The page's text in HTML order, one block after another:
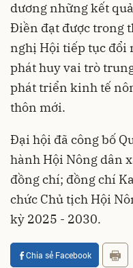
dương những kết
Điền đạt được trong
nghị Hội tiếp tục đổi
phát huy vai trò
phát triển kinh tế
thôn mới.
Đại hội đã công bố
hành Hội Nông dân
đồng chí; đồng chí
chức Chủ tịch Hội
kỳ 2025 - 2030.
Chia sẻ Facebook